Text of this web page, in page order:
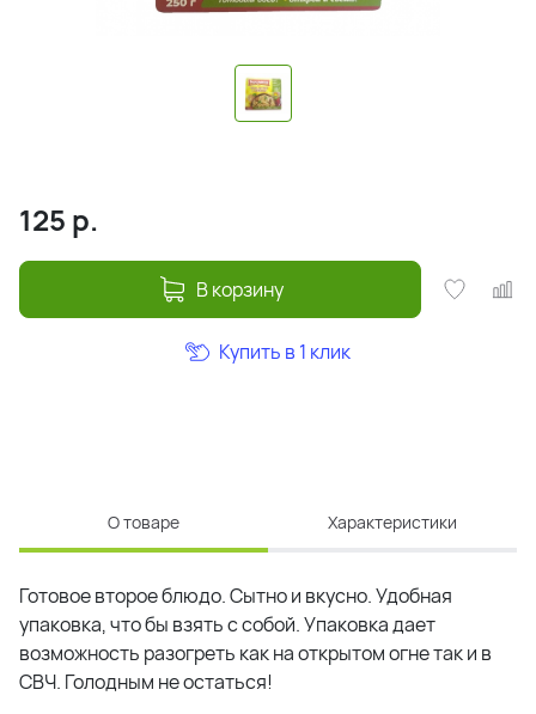
125 р.
В корзину
Купить в 1 клик
О товаре Характеристики
Готовое второе блюдо. Сытно и вкусно. Удобная
упаковка, что бы взять с собой. Упаковка дает
возможность разогреть как на открытом огне так и в
СВЧ. Голодным не остаться!